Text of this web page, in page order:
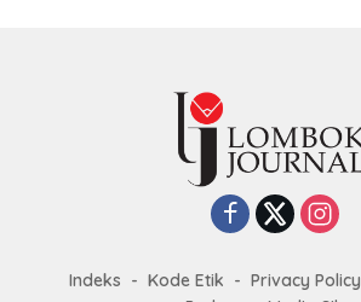
Indeks Kode Etik Privacy Policy